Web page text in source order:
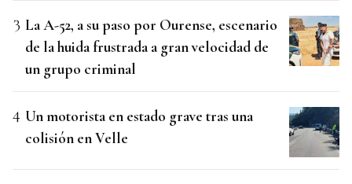
La A-52, a su paso por Ourense, escenario
de la huida frustrada a gran velocidad de
un grupo criminal
Un motorista en estado grave tras una
colisión en Velle